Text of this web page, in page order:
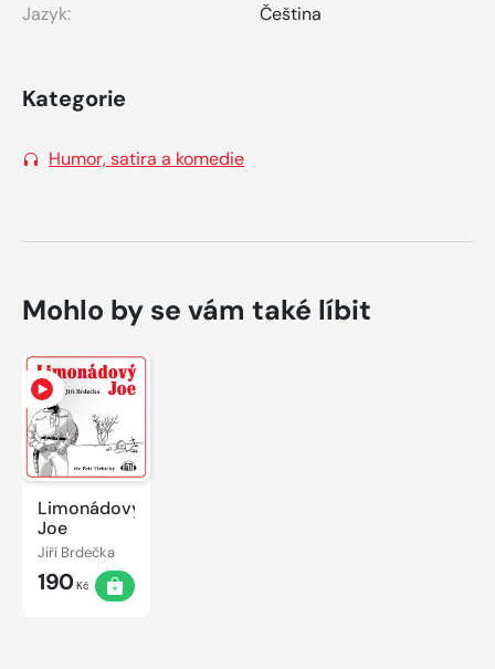
Jazyk:
Čeština
Kategorie
Humor, satira a komedie
Mohlo by se vám také líbit
Limonádový
Joe
Jiří Brdečka
190Kč